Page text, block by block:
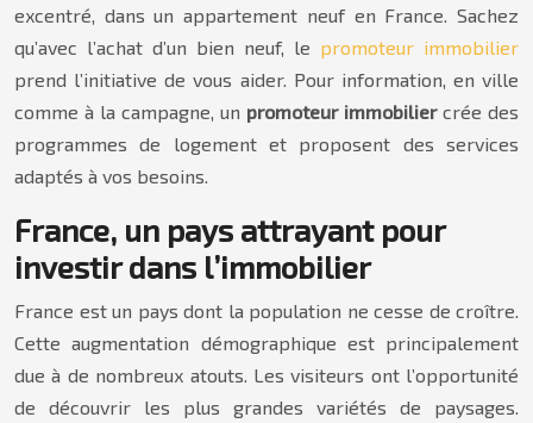
excentré, dans un appartement neuf en France. Sachez
qu’avec l’achat d’un bien neuf, le promoteur immobilier
prend l’initiative de vous aider. Pour information, en ville
comme à la campagne, un promoteur immobiliercrée des
programmes de logement et proposent des services
adaptés à vos besoins.
France, un pays attrayant pour
investir dans l’immobilier
France est un pays dont la population ne cesse de croître.
Cette augmentation démographique est principalement
due à de nombreux atouts. Les visiteurs ont l’opportunité
de découvrir les plus grandes variétés de paysages.